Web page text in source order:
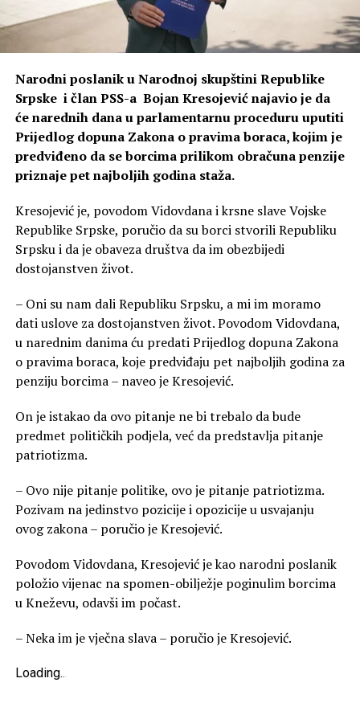
Narodni poslanik u Narodnoj skupštini Republike
Srpske i član PSS-a Bojan Kresojević najavio je da
će narednih dana u parlamentarnu proceduru uputiti
Prijedlog dopuna Zakona o pravima boraca, kojim je
predviđeno da se borcima prilikom obračuna penzije
priznaje pet najboljih godina staža.
Kresojević je, povodom Vidovdana i krsne slave Vojske
Republike Srpske, poručio da su borci stvorili Republiku
Srpsku i da je obaveza društva da im obezbijedi
dostojanstven život.
– Oni su nam dali Republiku Srpsku, a mi im moramo
dati uslove za dostojanstven život. Povodom Vidovdana,
u narednim danima ću predati Prijedlog dopuna Zakona
o pravima boraca, koje predviđaju pet najboljih godina za
penziju borcima – naveo je Kresojević.
On je istakao da ovo pitanje ne bi trebalo da bude
predmet političkih podjela, već da predstavlja pitanje
patriotizma.
– Ovo nije pitanje politike, ovo je pitanje patriotizma.
Pozivam na jedinstvo pozicije i opozicije u usvajanju
ovog zakona – poručio je Kresojević.
Povodom Vidovdana, Kresojević je kao narodni poslanik
položio vijenac na spomen-obilježje poginulim borcima
u Kneževu, odavši im počast.
– Neka im je vječna slava – poručio je Kresojević.
Loading...